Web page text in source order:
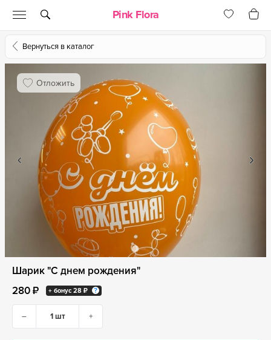
Pink Flora
Вернуться в каталог
Отложить
Шарик "С днем рождения"
280 ₽
+ бонус 28 ₽
– +